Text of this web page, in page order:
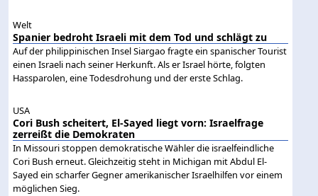
Welt
Spanier bedroht Israeli mit dem Tod und schlägt zu
Auf der philippinischen Insel Siargao fragte ein spanischer Tourist
einen Israeli nach seiner Herkunft. Als er Israel hörte, folgten
Hassparolen, eine Todesdrohung und der erste Schlag.
USA
Cori Bush scheitert, El-Sayed liegt vorn: Israelfrage
zerreißt die Demokraten
In Missouri stoppen demokratische Wähler die israelfeindliche
Cori Bush erneut. Gleichzeitig steht in Michigan mit Abdul El-
Sayed ein scharfer Gegner amerikanischer Israelhilfen vor einem
möglichen Sieg.